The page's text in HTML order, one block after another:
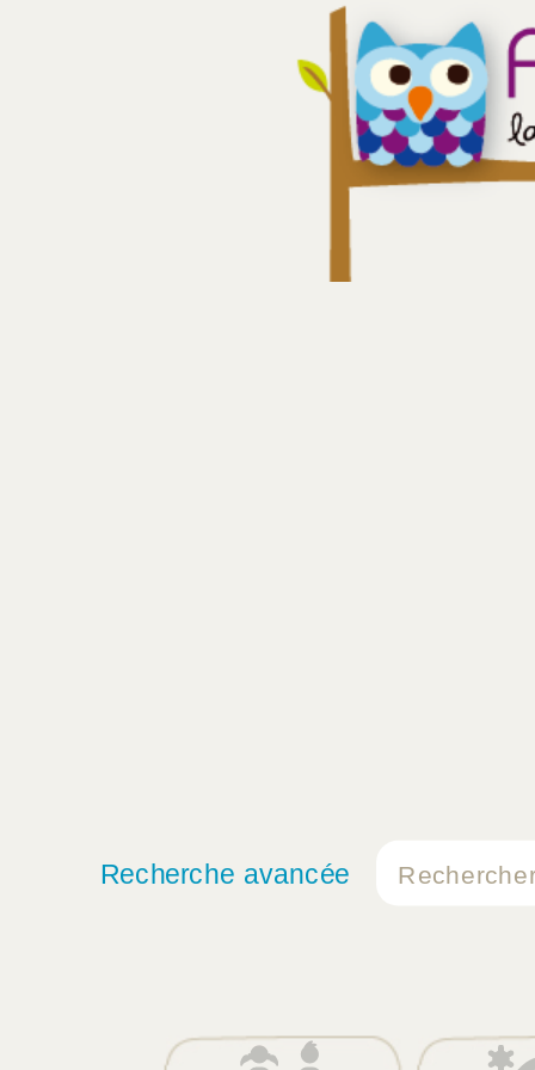
Recherche avancée